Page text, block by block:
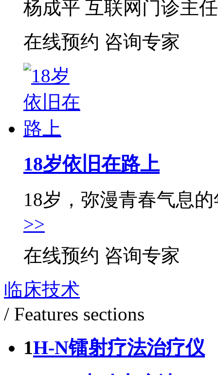
杨成平 互联网门诊主
在线预约 咨询专家
18岁依旧在路上
18岁，弥漫青春气息
>>
在线预约 咨询专家
临床技术
/ Features sections
1H-N镭射疗法治疗仪